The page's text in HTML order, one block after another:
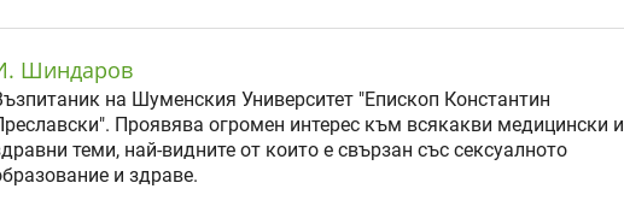
Шиндаров
на Шуменския Университет "Епископ Константин
Проявява огромен интерес към всякакви медицински и
теми, най-видните от които е свързан със сексуалното
и здраве.